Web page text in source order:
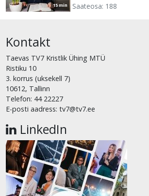
15 min
Saateosa: 188
Kontakt
Taevas TV7 Kristlik Ühing MTÜ
Ristiku 10
3. korrus (uksekell 7)
10612, Tallinn
Telefon: 44 22227
E-posti aadress: tv7@tv7.ee
LinkedIn